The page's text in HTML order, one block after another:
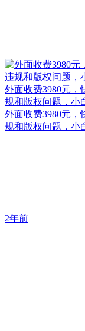
外面收费3980元，
规和版权问题，小
外面收费3980元，
规和版权问题，小
2年前